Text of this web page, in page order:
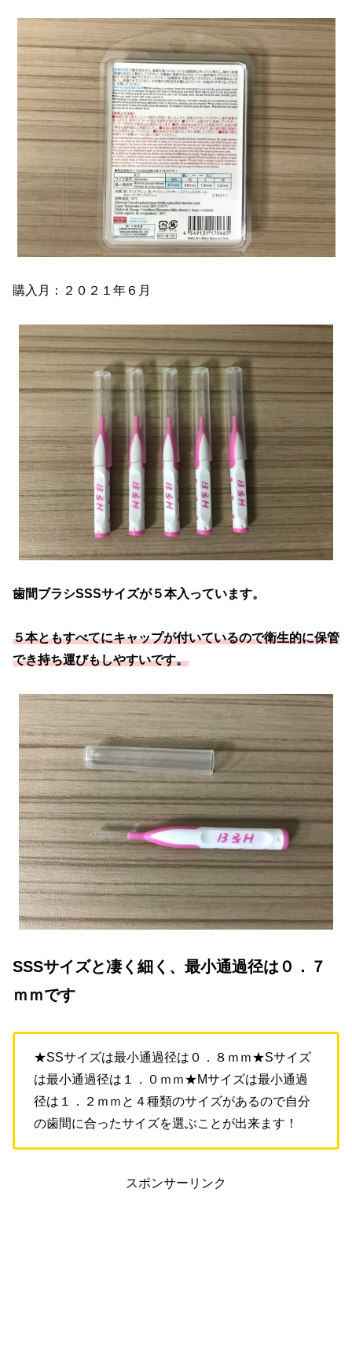
購入月：２０２１年６月
歯間ブラシSSSサイズが５本入っています。
５本ともすべてにキャップが付いているので衛生的に保管
でき持ち運びもしやすいです。
SSSサイズと凄く細く、最小通過径は０．７
ｍｍです
★SSサイズは最小通過径は０．８ｍｍ★Sサイズ
は最小通過径は１．０ｍｍ★Mサイズは最小通過
径は１．２ｍｍと４種類のサイズがあるので自分
の歯間に合ったサイズを選ぶことが出来ます！
スポンサーリンク